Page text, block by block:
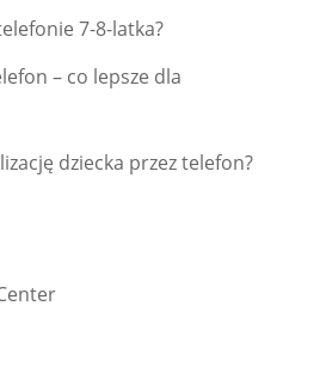
7-8-latka?
– co lepsze dla
dziecka przez telefon?